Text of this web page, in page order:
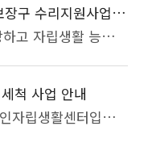
원사업 시행업체 모집 공고
장애인의 이동권을 보장하고 자립생활 능력을 향상시키며 지역사회 참여를 확대하기 위한 '2026년 장애인보장구 수리지원사업'에 함께 할 시행업체를 모집합니다.첨부파일 '2026년 장애인보장구수리 지원사업 시행업체 모집 공고문' 참조바랍니다. ■ 시행업체 접수방법□ 모집업체: 2~3곳 업체□ 접수기간: 5월 12일 ~ 5월 15일□ 자격기준: 사업자 등록이 되어있으며 동시에 의료기기 수리업 신고증이 있는 업체□ 신청방법: 방문접수 또는 우편접수 (평일 09:30-18:30, 점심시간 12:00-13:00 제외)※주 소: 창원시 마산회원구 내서읍 광려로 41, 306호※신청서류1. 신청서 1부.2. 서약서 1부.3. 통장사본 1부.4. 보장구 업체 사업자 등록증 1부.5. 의료기기 수리업 신고증 1부.6. 단가표 및 수리목록표 1부.- 부품단가표: 한글기재 제출(영문기재 부품단가표 제한)- 최신년도 기준 수동휠체어/전동휠체어/전동스쿠터 부품단가표 제출- 타이어, 튜브, 충전기 부품단가표 제출- 단, 수동휠체어의 경우 일반형/활동형/수입형이 반영된 부품단가표 제출- 전동휠체어/전동스쿠터의 경우 2개 이상 단가표 제출※ 제출서류 미첨부 시 심사에서 제외될 수 있음.※ 영문기재는 반드시 한글로 변경하여 제출 요망.※ 제출된 서류는 반환되지 않음
척 사업 안내
안녕하십니까 마산장애인자립생활센터입니다.보장구 점검 및 세척 사업 관련하여 안내드립니다.▶일시 : 2026년 05월 06일 (수) 10:00 ~ 16:00▶장소 : 내서 삼계근린공원 1층 광장 (창원시 마산회원구 광려로 8)▶접수기간 : 2026년 04월 16일 ~ 2026년 04월 30일 오후 3시까지입니다.★20명 이내 선착순으로 접수됩니다.★문의사항 마산장애인자립생활센터 자립지원팀 ☎055-232-2999